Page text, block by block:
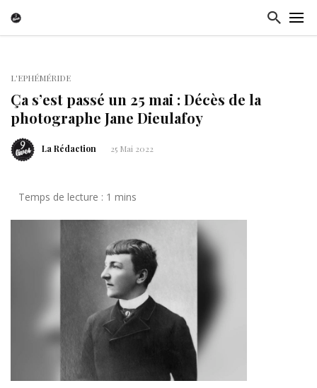
L'EPHÉMÉRIDE
Ça s’est passé un 25 mai : Décès de la
photographe Jane Dieulafoy
La Rédaction 25 Mai 2022